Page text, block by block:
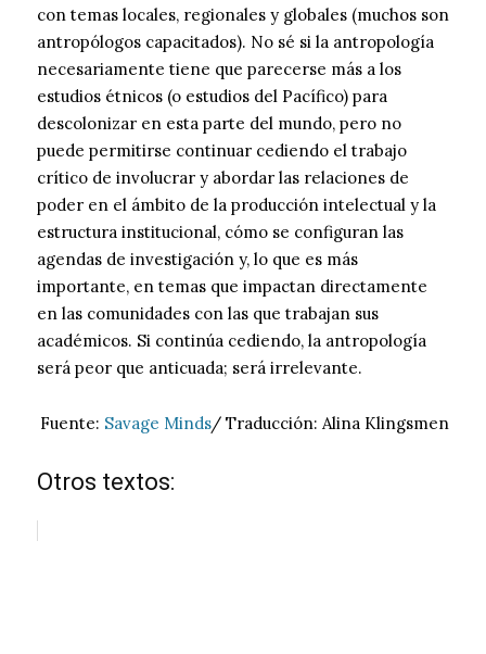
con temas locales, regionales y globales (muchos son
antropólogos capacitados). No sé si la antropología
necesariamente tiene que parecerse más a los
estudios étnicos (o estudios del Pacífico) para
descolonizar en esta parte del mundo, pero no
puede permitirse continuar cediendo el trabajo
crítico de involucrar y abordar las relaciones de
poder en el ámbito de la producción intelectual y la
estructura institucional, cómo se configuran las
agendas de investigación y, lo que es más
importante, en temas que impactan directamente
en las comunidades con las que trabajan sus
académicos. Si continúa cediendo, la antropología
será peor que anticuada; será irrelevante.
Fuente: Savage Minds/ Traducción: Alina Klingsmen
Otros textos: